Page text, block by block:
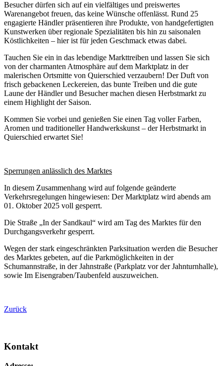
Besucher dürfen sich auf ein vielfältiges und preiswertes
Warenangebot freuen, das keine Wünsche offenlässt. Rund 25
engagierte Händler präsentieren ihre Produkte, von handgefertigten
Kunstwerken über regionale Spezialitäten bis hin zu saisonalen
Köstlichkeiten – hier ist für jeden Geschmack etwas dabei.
Tauchen Sie ein in das lebendige Markttreiben und lassen Sie sich
von der charmanten Atmosphäre auf dem Marktplatz in der
malerischen Ortsmitte von Quierschied verzaubern! Der Duft von
frisch gebackenen Leckereien, das bunte Treiben und die gute
Laune der Händler und Besucher machen diesen Herbstmarkt zu
einem Highlight der Saison.
Kommen Sie vorbei und genießen Sie einen Tag voller Farben,
Aromen und traditioneller Handwerkskunst – der Herbstmarkt in
Quierschied erwartet Sie!
Sperrungen anlässlich des Marktes
In diesem Zusammenhang wird auf folgende geänderte
Verkehrsregelungen hingewiesen: Der Marktplatz wird abends am
01. Oktober 2025 voll gesperrt.
Die Straße „In der Sandkaul“ wird am Tag des Marktes für den
Durchgangsverkehr gesperrt.
Wegen der stark eingeschränkten Parksituation werden die Besucher
des Marktes gebeten, auf die Parkmöglichkeiten in der
Schumannstraße, in der Jahnstraße (Parkplatz vor der Jahnturnhalle),
sowie Im Eisengraben/Taubenfeld auszuweichen.
Zurück
Kontakt